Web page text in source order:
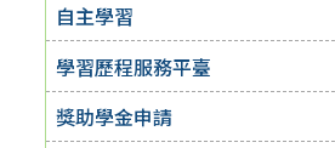
自主學習
學習歷程服務平臺
獎助學金申請